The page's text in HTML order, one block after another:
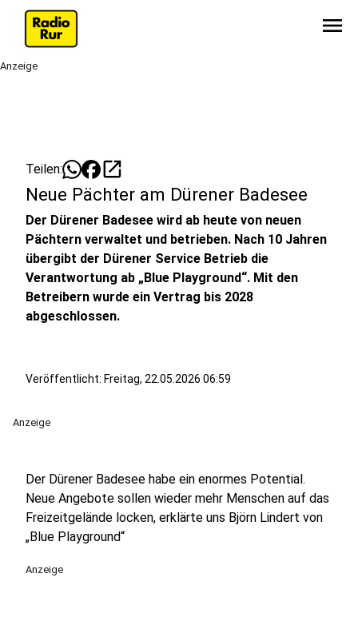
menu
Anzeige
Teilen: open_in_new
Neue Pächter am Dürener Badesee
Der Dürener Badesee wird ab heute von neuen
Pächtern verwaltet und betrieben. Nach 10 Jahren
übergibt der Dürener Service Betrieb die
Verantwortung ab „Blue Playground“. Mit den
Betreibern wurde ein Vertrag bis 2028
abgeschlossen.
Veröffentlicht: Freitag, 22.05.2026 06:59
Anzeige
Der Dürener Badesee habe ein enormes Potential.
Neue Angebote sollen wieder mehr Menschen auf das
Freizeitgelände locken, erklärte uns Björn Lindert von
„Blue Playground“
Anzeige